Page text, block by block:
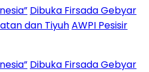
Dibuka Firsada Gebyar
TiyuhAWPI Pesisir
Dibuka Firsada Gebyar